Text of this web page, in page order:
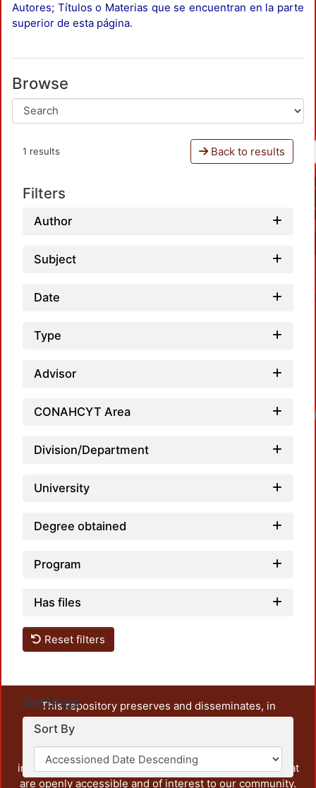
Autores; Títulos o Materias que se encuentran en la parte
superior de esta página.
Browse
1 results Back to results
Filters
Author
Subject
Date
Type
Advisor
CONAHCYT Area
Division/Department
University
Degree obtained
Program
Has files
Reset filters
Settings
Sort By
This repository preserves and disseminates, in
unrestricted open access, the teaching and research
output of UAM Azcapotzalco. It also includes some
administrative and graphic documents from the
institution, as well as content from other institutions that
are openly accessible and of interest to our community.